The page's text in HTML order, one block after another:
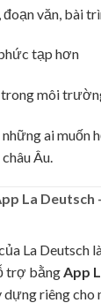
văn, bài
tạp hơn
môi
ai muốn
Âu.
La Deutsch
La Deutsch
trợ bằng App
riêng cho